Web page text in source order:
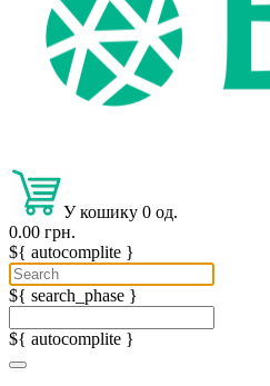
У кошику 0 од.
0.00 грн.
${ autocomplite }
${ search_phase }
${ autocomplite }